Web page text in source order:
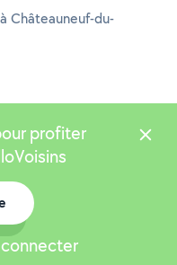
Châteauneuf-du-
profiter